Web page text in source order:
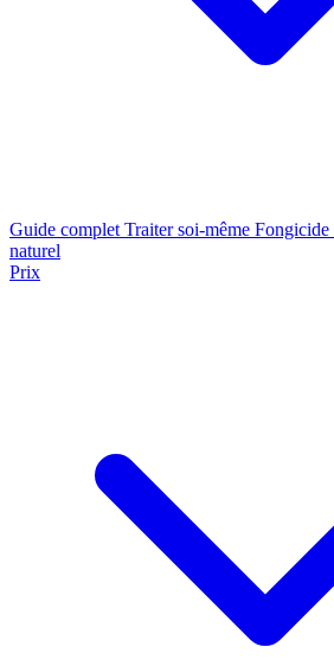
Guide complet Traiter soi-même Fongicide
naturel
Prix